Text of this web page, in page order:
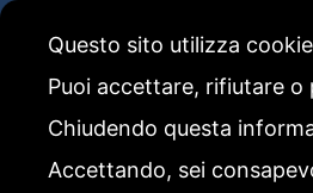
Questo sito utilizza
Puoi accettare, rifiutare o
Chiudendo questa
Accettando, sei